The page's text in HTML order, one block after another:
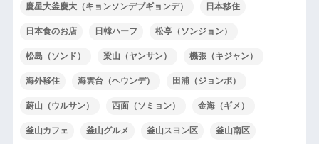
慶星大釜慶大（キョンソンデブギョンデ） 日本移住
日本食のお店 日韓ハーフ 松亭（ソンジョン）
松島（ソンド） 梁山（ヤンサン） 機張（キジャン）
海外移住 海雲台（ヘウンデ） 田浦（ジョンポ）
蔚山（ウルサン） 西面（ソミョン） 金海（ギメ）
釜山カフェ 釜山グルメ 釜山スヨン区 釜山南区